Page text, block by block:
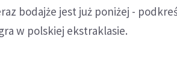
bodajże jest już poniżej -
w polskiej ekstraklasie.